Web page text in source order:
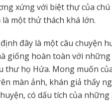
xứng với biệt thự của
một thử thách khá lớn.
đây là một câu chuyện
giống hoàn toàn với những
thư họ Hứa. Mong muốn
màn ảnh, khán giả thấy
có dấu tích của những